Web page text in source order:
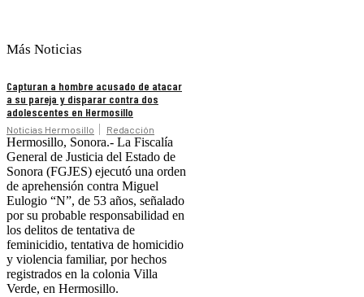
Más Noticias
Capturan a hombre acusado de atacar
a su pareja y disparar contra dos
adolescentes en Hermosillo
Noticias Hermosillo Redacción
Hermosillo, Sonora.- La Fiscalía
General de Justicia del Estado de
Sonora (FGJES) ejecutó una orden
de aprehensión contra Miguel
Eulogio “N”, de 53 años, señalado
por su probable responsabilidad en
los delitos de tentativa de
feminicidio, tentativa de homicidio
y violencia familiar, por hechos
registrados en la colonia Villa
Verde, en Hermosillo.